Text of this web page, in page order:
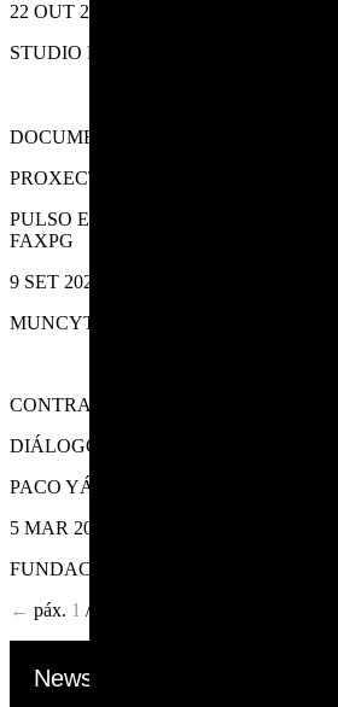
22 OUT 2022
STUDIO FOLLOW
DOCUMENTAL «A PROXECCIÓN
PROXECTO INCLUSIVO
PULSO ENSEMBLE, FUNDACIÓN
FAXPG
9 SET 2022
MUNCYT
CONTRA[DE]CADENCIA
DIÁLOGOS MUSICAIS
PACO YÁÑEZ
5 MAR 2022
FUNDACIÓN LUIS SEOANE
← páx. 1 /
Newsletter